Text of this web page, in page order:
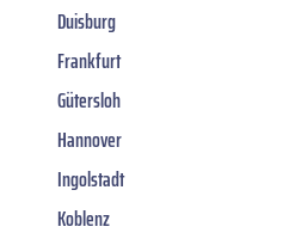
Duisburg
Frankfurt
Gütersloh
Hannover
Ingolstadt
Koblenz